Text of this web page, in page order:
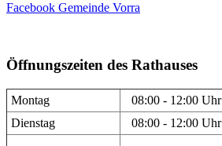
Facebook Gemeinde Vorra
Öffnungszeiten des Rathauses
Montag 08:00 - 12:00 Uhr
Dienstag
08:00 - 12:00 Uhr